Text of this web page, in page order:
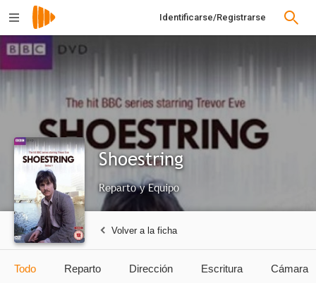
Identificarse/Registrarse
Shoestring
Reparto y Equipo
Volver a la ficha
Todo Reparto Dirección Escritura Cámara